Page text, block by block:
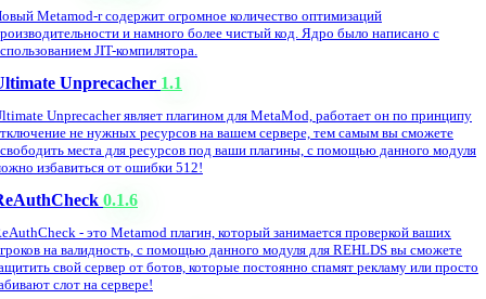
Metamod-r содержит огромное количество оптимизаций
и намного более чистый код. Ядро было написано с
JIT-компилятора.
Unprecacher 1.1
Unprecacher являет плагином для MetaMod, работает он по принципу
не нужных ресурсов на вашем сервере, тем самым вы сможете
места для ресурсов под ваши плагины, с помощью данного модуля
избавиться от ошибки 512!
0.1.6
- это Metamod плагин, который занимается проверкой ваших
на валидность, с помощью данного модуля для REHLDS вы сможете
свой сервер от ботов, которые постоянно спамят рекламу или просто
слот на сервере!